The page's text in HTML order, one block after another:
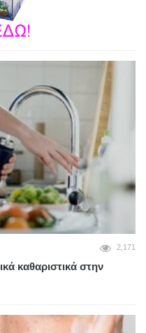
2,171
καθαριστικά στην